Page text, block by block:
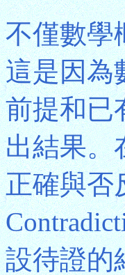
不僅數學
這是因為
前提和已
出結果。
正確與否
設待證的